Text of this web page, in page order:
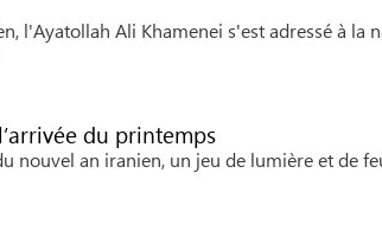
l'Ayatollah Ali Khamenei s'est adressé à la
du printemps
nouvel an iranien, un jeu de lumière et de